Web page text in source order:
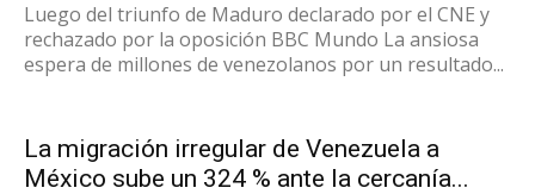
Luego del triunfo de Maduro declarado por el CNE y
rechazado por la oposición BBC Mundo La ansiosa
espera de millones de venezolanos por un resultado...
La migración irregular de Venezuela a
México sube un 324 % ante la cercanía...